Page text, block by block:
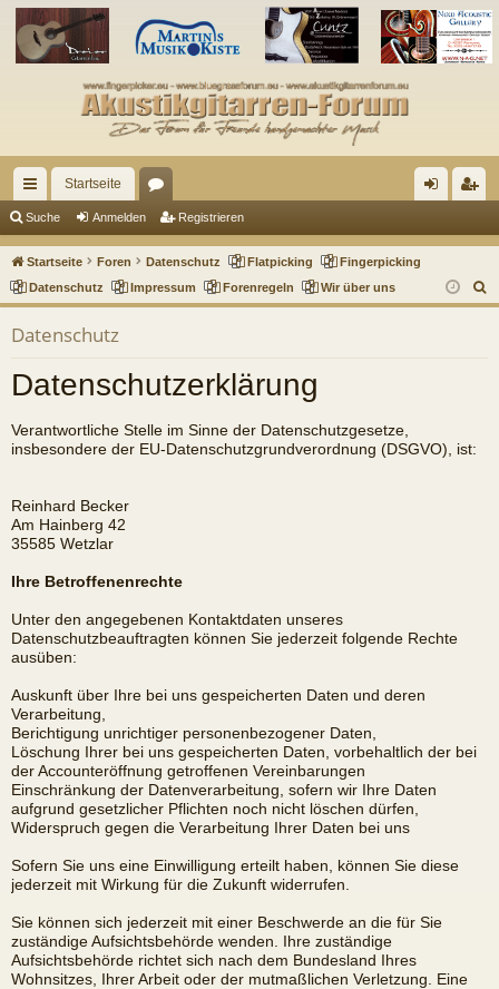
ch
ne
llz
Startseite
en m ist
rie
Suche Anmelden Registrieren
Startseite Foren Datenschutz Flatpicking
Fingerpicking
Datenschutz
Impressum Forenregeln Wir über uns
u
Datenschutz
Datenschutzerklärung
Verantwortliche Stelle im Sinne der Datenschutzgesetze,
insbesondere der EU-Datenschutzgrundverordnung (DSGVO), ist:
Reinhard Becker
Am Hainberg 42
35585 Wetzlar
Ihre Betroffenenrechte
Unter den angegebenen Kontaktdaten unseres
Datenschutzbeauftragten können Sie jederzeit folgende Rechte
ausüben:
Auskunft über Ihre bei uns gespeicherten Daten und deren
Verarbeitung,
Berichtigung unrichtiger personenbezogener Daten,
Löschung Ihrer bei uns gespeicherten Daten, vorbehaltlich der bei
der Accounteröffnung getroffenen Vereinbarungen
Einschränkung der Datenverarbeitung, sofern wir Ihre Daten
aufgrund gesetzlicher Pflichten noch nicht löschen dürfen,
Widerspruch gegen die Verarbeitung Ihrer Daten bei uns
Sofern Sie uns eine Einwilligung erteilt haben, können Sie diese
jederzeit mit Wirkung für die Zukunft widerrufen.
Sie können sich jederzeit mit einer Beschwerde an die für Sie
zuständige Aufsichtsbehörde wenden. Ihre zuständige
Aufsichtsbehörde richtet sich nach dem Bundesland Ihres
Wohnsitzes, Ihrer Arbeit oder der mutmaßlichen Verletzung. Eine